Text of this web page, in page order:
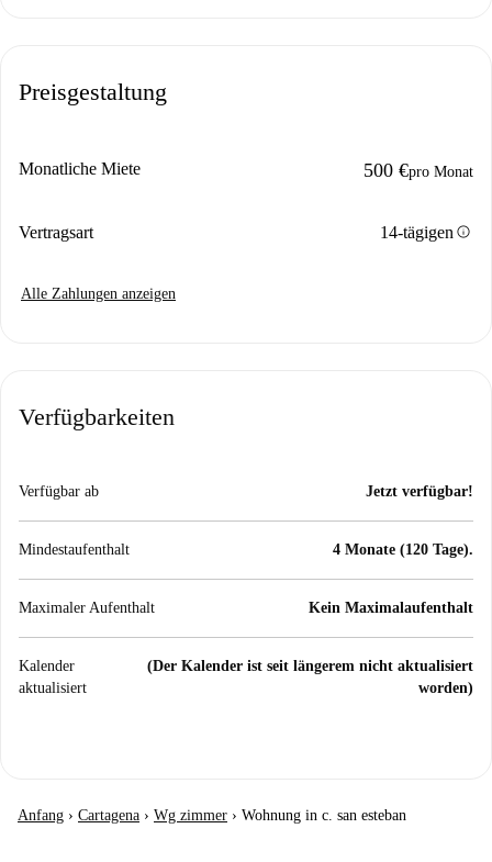
Preisgestaltung
Monatliche Miete 500 €pro Monat
Vertragsart 14-tägigeninfo
Alle Zahlungen anzeigen
Verfügbarkeiten
Verfügbar ab Jetzt verfügbar!
Mindestaufenthalt 4 Monate (120 Tage).
Maximaler Aufenthalt Kein Maximalaufenthalt
Kalender
aktualisiert
(Der Kalender ist seit längerem nicht aktualisiert
worden)
Anfang › Cartagena › Wg zimmer › Wohnung in c. san esteban